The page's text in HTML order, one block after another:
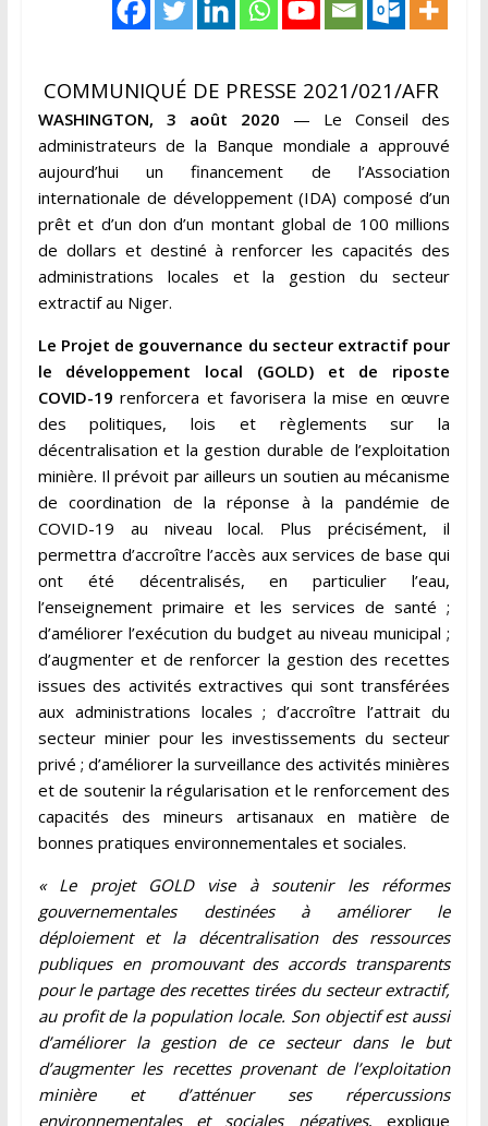
COMMUNIQUÉ DE PRESSE 2021/021/AFR
WASHINGTON, 3 août 2020 — Le Conseil des
administrateurs de la Banque mondiale a approuvé
aujourd’hui un financement de l’Association
internationale de développement (IDA) composé d’un
prêt et d’un don d’un montant global de 100 millions
de dollars et destiné à renforcer les capacités des
administrations locales et la gestion du secteur
extractif au Niger.
Le Projet de gouvernance du secteur extractif pour
le développement local (GOLD) et de riposte
COVID-19renforcera et favorisera la mise en œuvre
des politiques, lois et règlements sur la
décentralisation et la gestion durable de l’exploitation
minière. Il prévoit par ailleurs un soutien au mécanisme
de coordination de la réponse à la pandémie de
COVID-19 au niveau local. Plus précisément, il
permettra d’accroître l’accès aux services de base qui
ont été décentralisés, en particulier l’eau,
l’enseignement primaire et les services de santé ;
d’améliorer l’exécution du budget au niveau municipal ;
d’augmenter et de renforcer la gestion des recettes
issues des activités extractives qui sont transférées
aux administrations locales ; d’accroître l’attrait du
secteur minier pour les investissements du secteur
privé ; d’améliorer la surveillance des activités minières
et de soutenir la régularisation et le renforcement des
capacités des mineurs artisanaux en matière de
bonnes pratiques environnementales et sociales.
« Le projet GOLD vise à soutenir les réformes
gouvernementales destinées à améliorer le
déploiement et la décentralisation des ressources
publiques en promouvant des accords transparents
pour le partage des recettes tirées du secteur extractif,
au profit de la population locale. Son objectif est aussi
d’améliorer la gestion de ce secteur dans le but
d’augmenter les recettes provenant de l’exploitation
minière et d’atténuer ses répercussions
environnementales et sociales négatives, explique